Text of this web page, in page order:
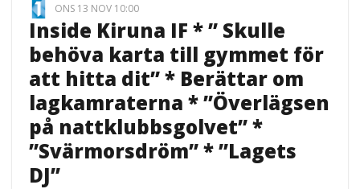
ONS 13 NOV 10:00
Inside Kiruna IF * ” Skulle
behöva karta till gymmet för
att hitta dit” * Berättar om
lagkamraterna * ”Överlägsen
på nattklubbsgolvet” *
”Svärmorsdröm” * ”Lagets
DJ”